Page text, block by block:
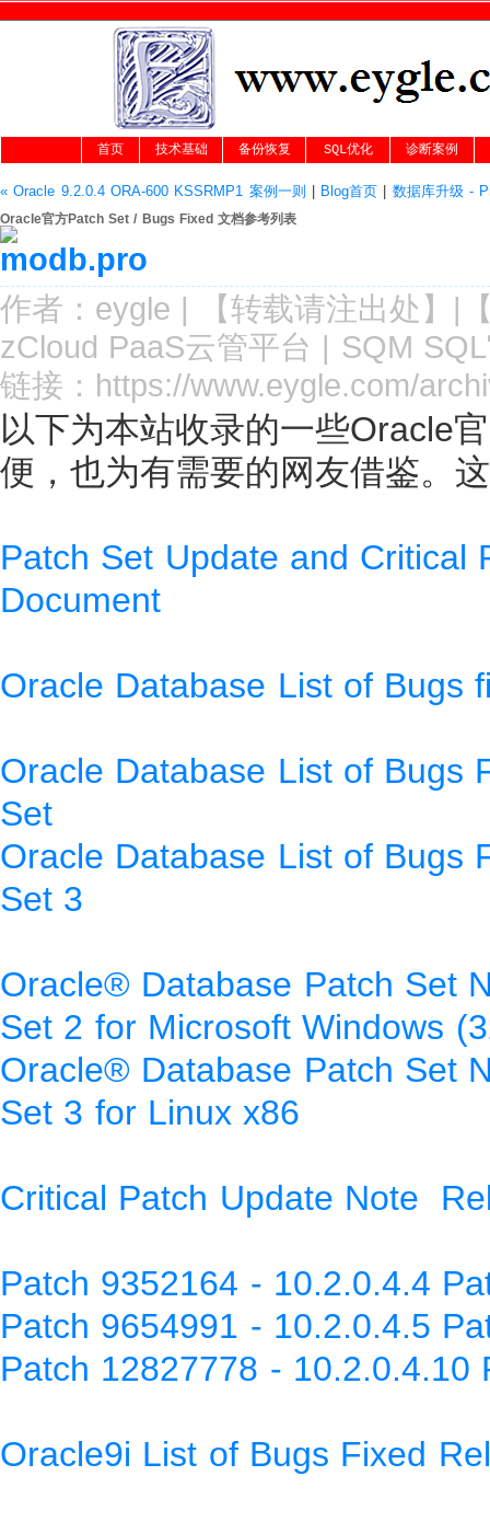
首页 技术基础 备份恢复 SQL优化 诊断案例
« Oracle 9.2.0.4 ORA-600 KSSRMP1 案例一则 Blog首页 数据库升级 -
Oracle官方Patch Set / Bugs Fixed 文档参考列表
作者： eygle | 【转载请注出处 】|
zCloud PaaS云管平台 | SQM
链接： https://www.eygle.com/
以下为本站收录的一些Oracle
便，也为有需要的网友借鉴。
Patch Set Update and Critical
Document
Oracle Database List of Bugs
Oracle Database List of Bugs
Set
Oracle Database List of Bugs
Set 3
Oracle® Database Patch Set
Set 2 for Microsoft Windows
Oracle® Database Patch Set
Set 3 for Linux x86
Critical Patch Update Note
Patch 9352164 - 10.2.0.4.4
Patch 9654991 - 10.2.0.4.5
Patch 12827778 - 10.2.0.4.10
Oracle9i List of Bugs Fixed